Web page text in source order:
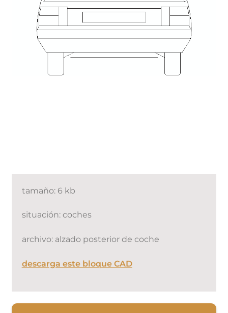
tamaño: 6 kb
situación: coches
archivo: alzado posterior de coche
descarga este bloque CAD